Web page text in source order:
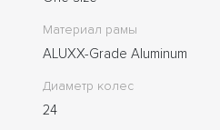
Материал рамы
ALUXX-Grade Aluminum
Диаметр колес
24